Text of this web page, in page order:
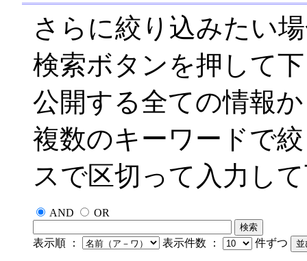
さらに絞り込みたい
検索ボタンを押して
公開する全ての情報
複数のキーワードで
スで区切って入力し
AND OR
表示順 ： 表示件数 ： 件ずつ